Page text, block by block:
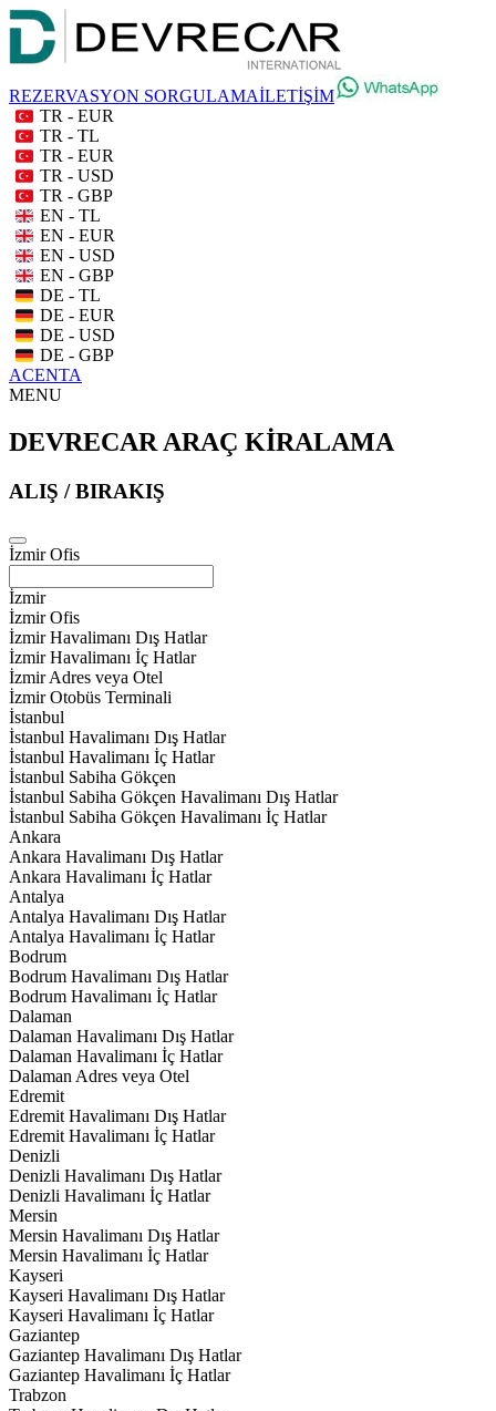
REZERVASYON SORGULAMAİLETİŞİM
TR - EUR
TR - TL
TR - EUR
TR - USD
TR - GBP
EN - TL
EN - EUR
EN - USD
EN - GBP
DE - TL
DE - EUR
DE - USD
DE - GBP
ACENTA
MENU
DEVRECAR ARAÇ KİRALAMA
ALIŞ / BIRAKIŞ
İzmir Ofis
İzmir
İzmir Ofis
İzmir Havalimanı Dış Hatlar
İzmir Havalimanı İç Hatlar
İzmir Adres veya Otel
İzmir Otobüs Terminali
İstanbul
İstanbul Havalimanı Dış Hatlar
İstanbul Havalimanı İç Hatlar
İstanbul Sabiha Gökçen
İstanbul Sabiha Gökçen Havalimanı Dış Hatlar
İstanbul Sabiha Gökçen Havalimanı İç Hatlar
Ankara
Ankara Havalimanı Dış Hatlar
Ankara Havalimanı İç Hatlar
Antalya
Antalya Havalimanı Dış Hatlar
Antalya Havalimanı İç Hatlar
Bodrum
Bodrum Havalimanı Dış Hatlar
Bodrum Havalimanı İç Hatlar
Dalaman
Dalaman Havalimanı Dış Hatlar
Dalaman Havalimanı İç Hatlar
Dalaman Adres veya Otel
Edremit
Edremit Havalimanı Dış Hatlar
Edremit Havalimanı İç Hatlar
Denizli
Denizli Havalimanı Dış Hatlar
Denizli Havalimanı İç Hatlar
Mersin
Mersin Havalimanı Dış Hatlar
Mersin Havalimanı İç Hatlar
Kayseri
Kayseri Havalimanı Dış Hatlar
Kayseri Havalimanı İç Hatlar
Gaziantep
Gaziantep Havalimanı Dış Hatlar
Gaziantep Havalimanı İç Hatlar
Trabzon